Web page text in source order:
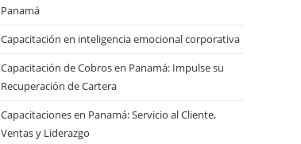
Panamá
Capacitación en inteligencia emocional corporativa
Capacitación de Cobros en Panamá: Impulse su
Recuperación de Cartera
Capacitaciones en Panamá: Servicio al Cliente,
Ventas y Liderazgo